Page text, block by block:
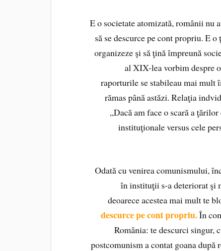
E o societate atomizată, românii nu
să se descurce pe cont propriu. E
organizeze şi să ţină împreună
al XIX-lea vorbim despre
raporturile se stabileau mai mult
rămas până astăzi. Relaţia
„Dacă am face o scară a
instituţionale versus cele
Odată cu venirea comunismului,
în instituţii s-a deteriorat şi
deoarece acestea mai mult te
descurce pe cont propriu.În
România: te descurci singur,
postcomunism a contat goana